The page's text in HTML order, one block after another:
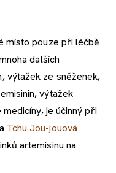
místo pouze při léčbě
dalších
výtažek ze sněženek,
výtažek
je účinný při
Tchu Jou-jouová
artemisinu na